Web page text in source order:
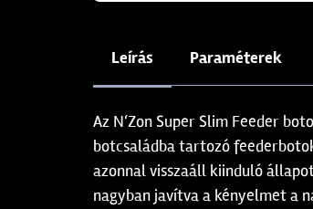
Leírás Paraméterek
Az N‘Zon Super Slim Feeder
botcsaládba tartozó
azonnal visszaáll kiinduló
nagyban javítva a kényelmet a